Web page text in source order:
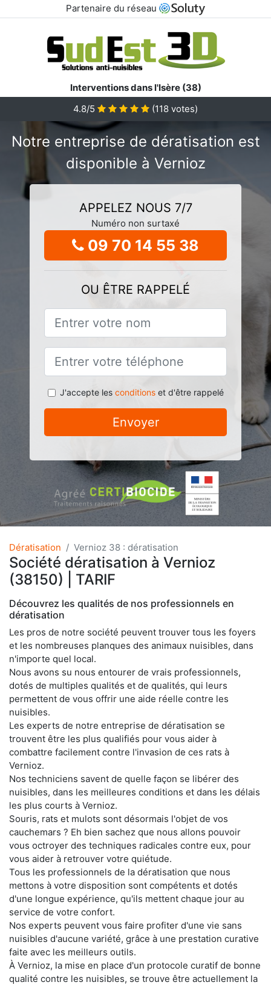
Partenaire du réseau
Interventions dans l'Isère (38)
4.8/5
(118 votes)
Notre entreprise de dératisation est
disponible à Vernioz
APPELEZ NOUS 7/7
Numéro non surtaxé
09 70 14 55 38
OU ÊTRE RAPPELÉ
J'accepte les conditionset d'être rappelé
Envoyer
Dératisation Vernioz 38 : dératisation
Société dératisation à Vernioz
(38150) | TARIF
Découvrez les qualités de nos professionnels en
dératisation
Les pros de notre société peuvent trouver tous les foyers
et les nombreuses planques des animaux nuisibles, dans
n'importe quel local.
Nous avons su nous entourer de vrais professionnels,
dotés de multiples qualités et de qualités, qui leurs
permettent de vous offrir une aide réelle contre les
nuisibles.
Les experts de notre entreprise de dératisation se
trouvent être les plus qualifiés pour vous aider à
combattre facilement contre l'invasion de ces rats à
Vernioz.
Nos techniciens savent de quelle façon se libérer des
nuisibles, dans les meilleures conditions et dans les délais
les plus courts à Vernioz.
Souris, rats et mulots sont désormais l'objet de vos
cauchemars ? Eh bien sachez que nous allons pouvoir
vous octroyer des techniques radicales contre eux, pour
vous aider à retrouver votre quiétude.
Tous les professionnels de la dératisation que nous
mettons à votre disposition sont compétents et dotés
d'une longue expérience, qu'ils mettent chaque jour au
service de votre confort.
Nos experts peuvent vous faire profiter d'une vie sans
nuisibles d'aucune variété, grâce à une prestation curative
faite avec les meilleurs outils.
À Vernioz, la mise en place d'un protocole curatif de bonne
qualité contre les nuisibles, se trouve être actuellement la